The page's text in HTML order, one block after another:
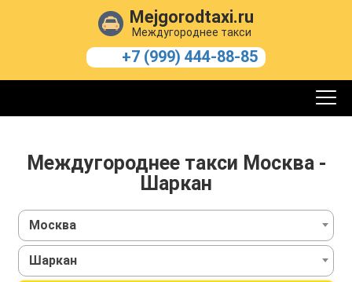
Mejgorodtaxi.ru
Междугороднее такси
+7 (999) 444-88-85
Междугороднее такси Москва -
Шаркан
Москва
Шаркан